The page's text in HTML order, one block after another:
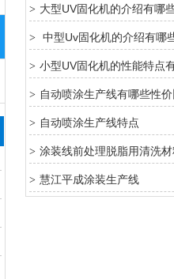
> 大型UV固化机的介绍有哪
> 中型Uv固化机的介绍有哪
> 小型UV固化机的性能特点
> 自动喷涂生产线有哪些性
> 自动喷涂生产线特点
> 涂装线前处理脱脂用清洗
> 慧江平成涂装生产线